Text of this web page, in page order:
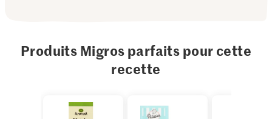
Produits Migros parfaits pour cette
recette